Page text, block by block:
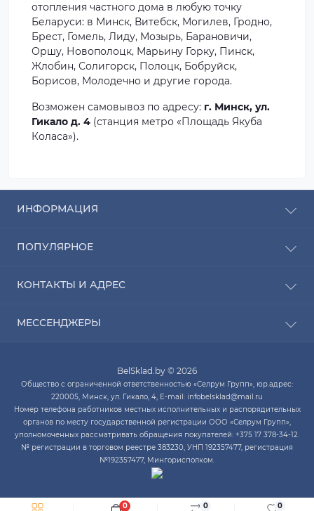
0 0
0
отопления частного дома в любую точку
Беларуси: в Минск, Витебск, Могилев, Гродно,
Брест, Гомель, Лиду, Мозырь, Барановичи,
Оршу, Новополоцк, Марьину Горку, Пинск,
Жлобин, Солигорск, Полоцк, Бобруйск,
Борисов, Молодечно и другие города.
Возможен самовывоз по адресу: г. Минск, ул.
Гикало д. 4 (станция метро «Площадь Якуба
Коласа»).
ИНФОРМАЦИЯ
Оплата
О компании
Карта сайта
ПОПУЛЯРНОЕ
Насосы для воды
Котлы отопления
КОНТАКТЫ И АДРЕС
до 14:00
ПН-ЧТ с 9:00 до 20:00
ПТ с 9:00 до 19:00
СБ с 10:00 до 14:00
МЕССЕНДЖЕРЫ
WhatsApp
Skype
BelSklad.by © 2026
Общество с ограниченной ответственностью «Селрум Групп», юр.адрес:
220005, Минск, ул. Гикало, 4, E-mail: infobelsklad@mail.ru
Номер телефона работников местных исполнительных и распорядительных
органов по месту государственной регистрации ООО «Селрум Групп»,
уполномоченных рассматривать обращения покупателей: +375 17 378-34-12.
№ регистрации в торговом реестре 383230, УНП 192357477, регистрация
№192357477, Мингорисполком.